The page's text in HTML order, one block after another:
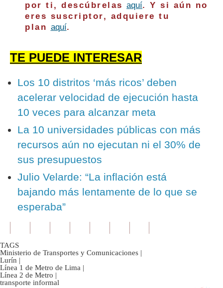
por ti, descúbrelas aquí. Y si aún no
eres suscriptor, adquiere tu
plan aquí.
TE PUEDE INTERESAR
Los 10 distritos ‘más ricos’ deben
acelerar velocidad de ejecución hasta
10 veces para alcanzar meta
La 10 universidades públicas con más
recursos aún no ejecutan ni el 30% de
sus presupuestos
Julio Velarde: “La inflación está
bajando más lentamente de lo que se
esperaba”
TAGS
Ministerio de Transportes y Comunicaciones |
Lurín |
Línea 1 de Metro de Lima |
Línea 2 de Metro |
transporte informal